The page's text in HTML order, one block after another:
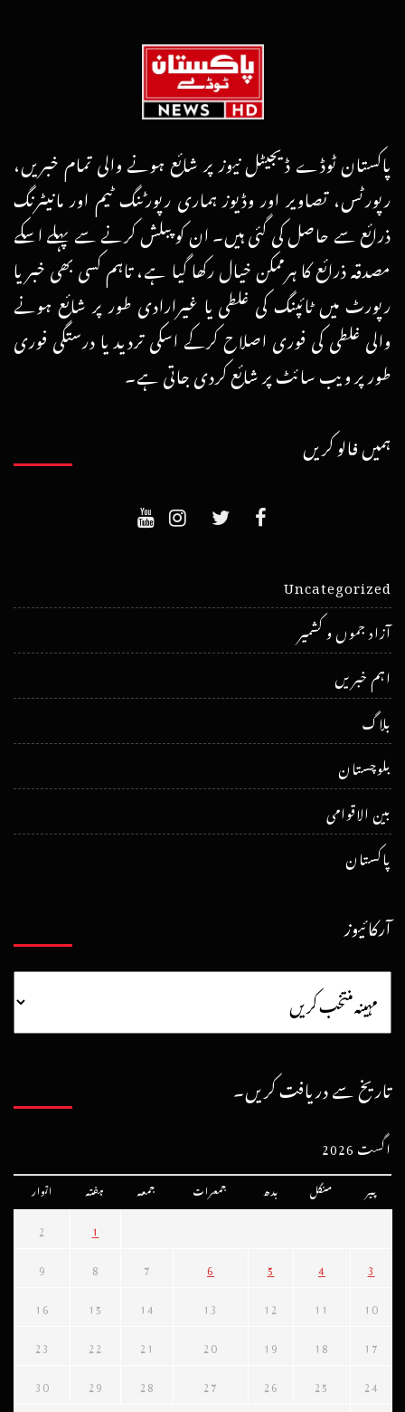
پاکستان ٹوڈے ڈیجیٹل نیوز پر شائع ہونے والی تمام خبریں،
رپورٹس، تصاویر اور وڈیوز ہماری رپورٹنگ ٹیم اور مانیٹرنگ
ذرائع سے حاصل کی گئی ہیں۔ ان کو پبلش کرنے سے پہلے اسکے
مصدقہ ذرائع کا ہرممکن خیال رکھا گیا ہے، تاہم کسی بھی خبر یا
رپورٹ میں ٹائپنگ کی غلطی یا غیرارادی طور پر شائع ہونے
والی غلطی کی فوری اصلاح کرکے اسکی تردید یا درستگی فوری
طور پر ویب سائٹ پر شائع کردی جاتی ہے۔
ہمیں فالو کریں
Uncategorized
آزاد جموں و کشمیر
اہم خبریں
بلاگ
بلوچستان
بین الاقوامی
پاکستان
آرکائیوز
تاریخ سے دریافت کریں۔
اگست 2026
پیر منگل بدھ جمعرات جمعہ ہفتہ اتوار
1
2
3
4
5
6
7
8
9
10
11
12
13
14
15
16
17
18
19
20
21
22
23
24
25
26
27
28
29
30